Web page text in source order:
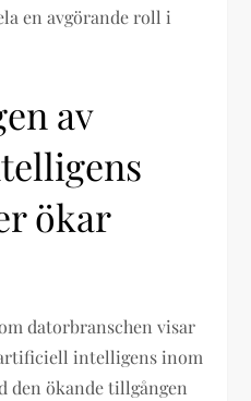
en avgörande roll i
av
ökar
datorbranschen visar
intelligens inom
den ökande tillgången